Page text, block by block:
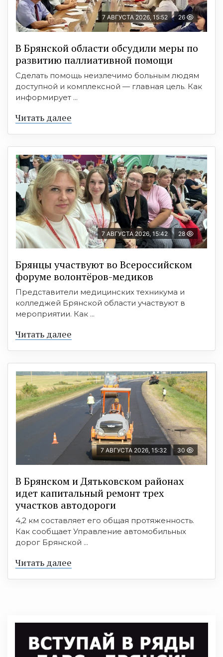
7 АВГУСТА 2026, 15:52 26
В Брянской области обсудили меры по
развитию паллиативной помощи
Сделать помощь неизлечимо больным людям
доступной и комплексной — главная цель. Как
информирует ...
Читать далее
7 АВГУСТА 2026, 15:42 28
Брянцы участвуют во Всероссийском
форуме волонтёров-медиков
Представители медицинских техникума и
колледжей Брянской области участвуют в
мероприятии. Как ...
Читать далее
7 АВГУСТА 2026, 15:32 30
В Брянском и Дятьковском районах
идет капитальный ремонт трех
участков автодороги
4,2 км составляет его общая протяженность.
Как сообщает Управление автомобильных
дорог Брянской ...
Читать далее